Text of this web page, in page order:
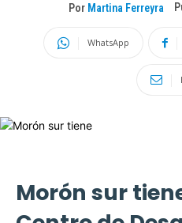
Por Martina Ferreyra
WhatsApp
Morón sur